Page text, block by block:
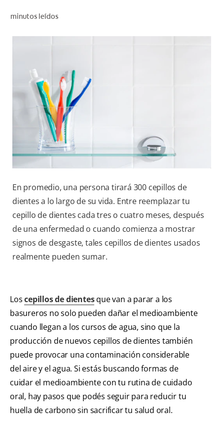
minutos leídos
En promedio, una persona tirará 300 cepillos de
dientes a lo largo de su vida. Entre reemplazar tu
cepillo de dientes cada tres o cuatro meses, después
de una enfermedad o cuando comienza a mostrar
signos de desgaste, tales cepillos de dientes usados ​​
realmente pueden sumar.
Loscepillos de dientesque van a parar a los
basureros no solo pueden dañar el medioambiente
cuando llegan a los cursos de agua, sino que la
producción de nuevos cepillos de dientes también
puede provocar una contaminación considerable
del aire y el agua. Si estás buscando formas de
cuidar el medioambiente con tu rutina de cuidado
oral, hay pasos que podés seguir para reducir tu
huella de carbono sin sacrificar tu salud oral.